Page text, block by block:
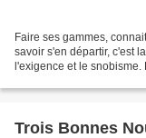
Faire ses gammes,
savoir s'en départir, c'est
l'exigence et le snobisme.
Trois Bonnes